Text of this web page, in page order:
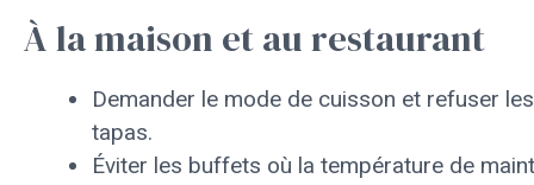
À la maison et au restaurant
Demander le mode de cuisson et refuser
tapas.
Éviter les buffets où la température de